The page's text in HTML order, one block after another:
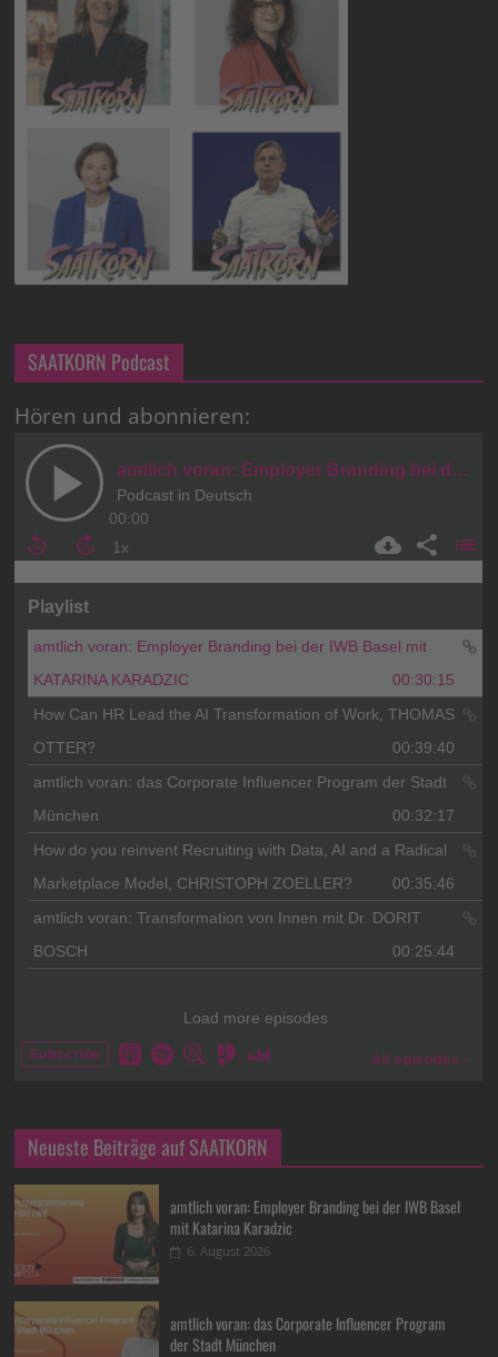
SAATKORN Podcast
Hören und abonnieren:
Neueste Beiträge auf SAATKORN
amtlich voran: Employer Branding bei der IWB Basel
mit Katarina Karadzic
6. August 2026
amtlich voran: das Corporate Influencer Program
der Stadt München